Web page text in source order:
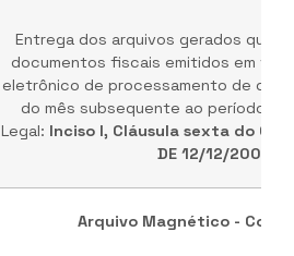
Entrega dos arquivos gerados
documentos fiscais emitidos em via
eletrônico de processamento de
do mês subsequente ao período de
Legal: Inciso I, Cláusula sexta do
DE 12/12/2003
Arquivo Magnético -